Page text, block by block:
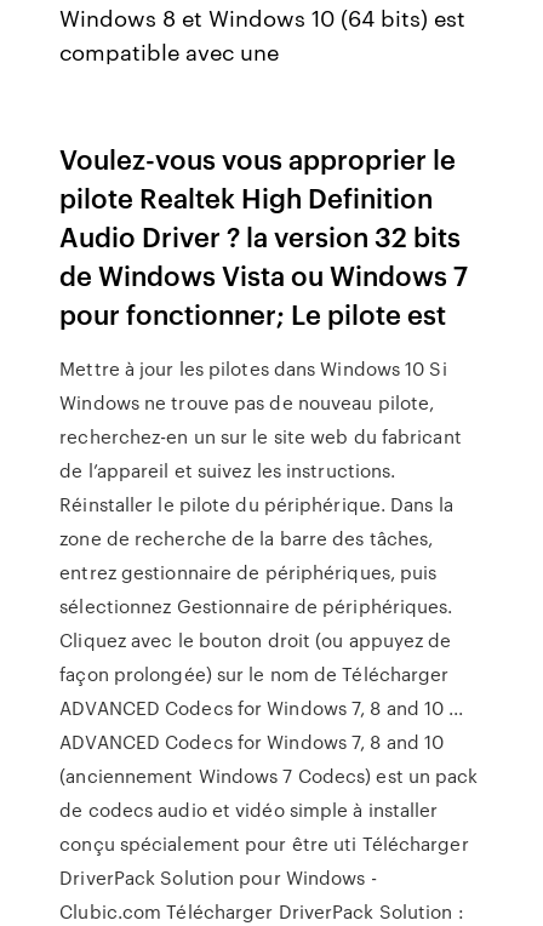
Windows 8 et Windows 10 (64 bits) est
compatible avec une
Voulez-vous vous approprier le
pilote Realtek High Definition
Audio Driver ? la version 32 bits
de Windows Vista ou Windows 7
pour fonctionner; Le pilote est
Mettre à jour les pilotes dans Windows 10 Si
Windows ne trouve pas de nouveau pilote,
recherchez-en un sur le site web du fabricant
de l’appareil et suivez les instructions.
Réinstaller le pilote du périphérique. Dans la
zone de recherche de la barre des tâches,
entrez gestionnaire de périphériques, puis
sélectionnez Gestionnaire de périphériques.
Cliquez avec le bouton droit (ou appuyez de
façon prolongée) sur le nom de Télécharger
ADVANCED Codecs for Windows 7, 8 and 10 ...
ADVANCED Codecs for Windows 7, 8 and 10
(anciennement Windows 7 Codecs) est un pack
de codecs audio et vidéo simple à installer
conçu spécialement pour être uti Télécharger
DriverPack Solution pour Windows -
Clubic.com Télécharger DriverPack Solution :